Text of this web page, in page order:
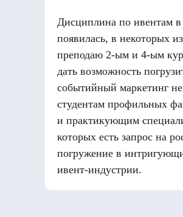
Дисциплина по ивентам в
появилась, в некоторых
преподаю 2-ым и 4-ым
дать возможность
событийный маркетинг не
студентам профильных
и практикующим
которых есть запрос на
погружение в
ивент-индустрии.